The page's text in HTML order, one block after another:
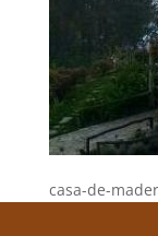
casa-de-